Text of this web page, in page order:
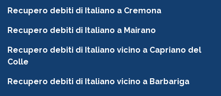
Recupero debiti di Italiano a Cremona
Recupero debiti di Italiano a Mairano
Recupero debiti di Italiano vicino a Capriano del
Colle
Recupero debiti di Italiano vicino a Barbariga